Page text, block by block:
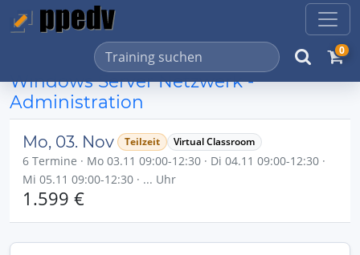
0
Windows Server Netzwerk -
Administration
Mo, 03. Nov Teilzeit Virtual Classroom
6 Termine · Mo 03.11 09:00-12:30 · Di 04.11 09:00-12:30 ·
Mi 05.11 09:00-12:30 · ... Uhr
1.599 €